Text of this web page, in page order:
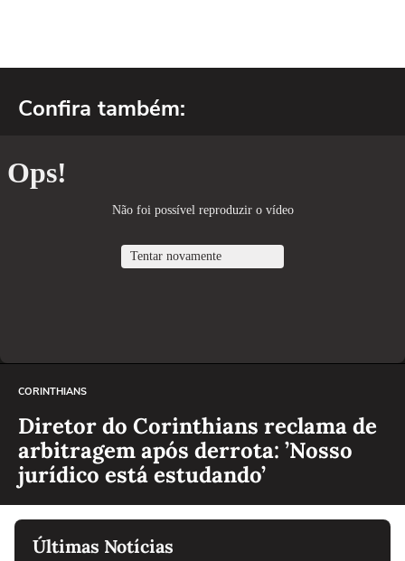
Confira também:
CORINTHIANS
Diretor do Corinthians reclama de
arbitragem após derrota: ’Nosso
jurídico está estudando’
Últimas Notícias